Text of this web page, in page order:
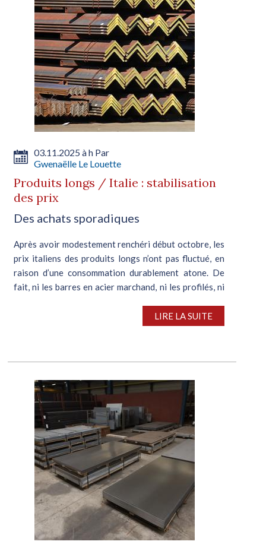
03.11.2025 à h Par
Gwenaëlle Le Louette
Produits longs / Italie : stabilisation
des prix
Des achats sporadiques
Après avoir modestement renchéri début octobre, les
prix italiens des produits longs n’ont pas fluctué, en
raison d’une consommation durablement atone. De
fait, ni les barres en acier marchand, ni les profilés, ni
LIRE LA SUITE